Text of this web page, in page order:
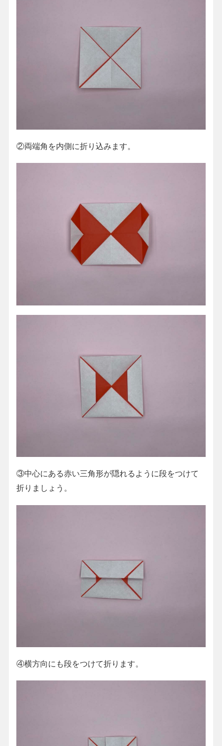
②両端角を内側に折り込みます。
③中心にある赤い三角形が隠れるように段をつけて
折りましょう。
④横方向にも段をつけて折ります。